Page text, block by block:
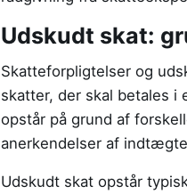
Udskudt skat:
Skatteforpligtelser og
skatter, der skal betales i
opstår på grund af
anerkendelser af
Udskudt skat opstår